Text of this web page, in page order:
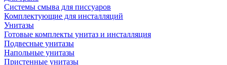
Системы смыва для писсуаров
Комплектующие для инсталляций
Унитазы
Готовые комплекты унитаз и инсталляция
Подвесные унитазы
Напольные унитазы
Пристенные унитазы